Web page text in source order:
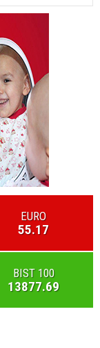
EURO
55.17
BIST 100
13877.69